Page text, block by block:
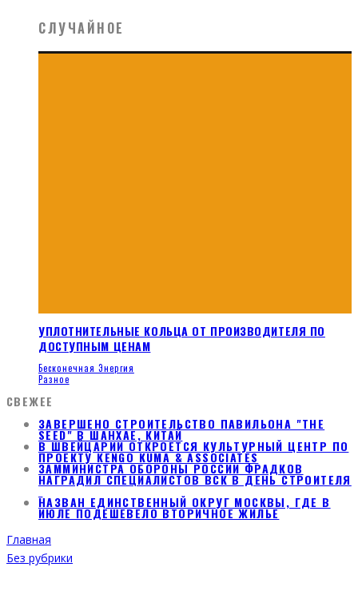
СЛУЧАЙНОЕ
УПЛОТНИТЕЛЬНЫЕ КОЛЬЦА ОТ ПРОИЗВОДИТЕЛЯ ПО
ДОСТУПНЫМ ЦЕНАМ
Бесконечная Энергия
Разное
СВЕЖЕЕ
ЗАВЕРШЕНО СТРОИТЕЛЬСТВО ПАВИЛЬОНА "THE
SEED" В ШАНХАЕ, КИТАЙ
В ШВЕЙЦАРИИ ОТКРОЕТСЯ КУЛЬТУРНЫЙ ЦЕНТР ПО
ПРОЕКТУ KENGO KUMA & ASSOCIATES
ЗАММИНИСТРА ОБОРОНЫ РОССИИ ФРАДКОВ
НАГРАДИЛ СПЕЦИАЛИСТОВ ВСК В ДЕНЬ СТРОИТЕЛЯ
НАЗВАН ЕДИНСТВЕННЫЙ ОКРУГ МОСКВЫ, ГДЕ В
ИЮЛЕ ПОДЕШЕВЕЛО ВТОРИЧНОЕ ЖИЛЬЕ
Главная
Без рубрики